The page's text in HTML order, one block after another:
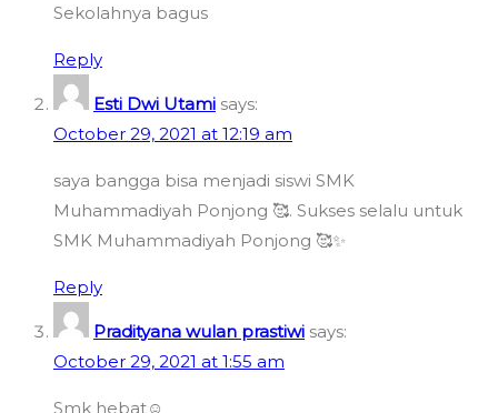
Sekolahnya bagus
Reply
Esti Dwi Utami says:
October 29, 2021 at 12:19 am
saya bangga bisa menjadi siswi SMK
Muhammadiyah Ponjong 🥰. Sukses selalu untuk
SMK Muhammadiyah Ponjong 🥰✨
Reply
Pradityana wulan prastiwi says:
October 29, 2021 at 1:55 am
Smk hebat☺